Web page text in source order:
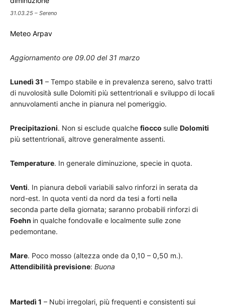
31.03.25 – Sereno
Meteo Arpav
Aggiornamento ore 09.00 del 31 marzo
Lunedì 31 – Tempo stabile e in prevalenza sereno, salvo tratti
di nuvolosità sulle Dolomiti più settentrionali e sviluppo di locali
annuvolamenti anche in pianura nel pomeriggio.
Precipitazioni. Non si esclude qualche fiocco sulle Dolomiti
più settentrionali, altrove generalmente assenti.
Temperature. In generale diminuzione, specie in quota.
Venti. In pianura deboli variabili salvo rinforzi in serata da
nord-est. In quota venti da nord da tesi a forti nella
seconda parte della giornata; saranno probabili rinforzi di
Foehn in qualche fondovalle e localmente sulle zone
pedemontane.
Mare. Poco mosso (altezza onde da 0,10 – 0,50 m.).
Attendibilità previsione: Buona
Martedì 1 – Nubi irregolari, più frequenti e consistenti sui